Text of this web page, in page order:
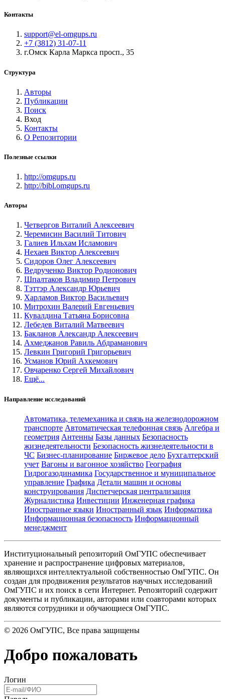
Контакты
support@el-omgups.ru
+7 (3812) 31-07-11
г.Омск Карла Маркса просп., 35
Структура
Авторы
Публикации
Поиск
Вход
Контакты
О Репозитории
Полезные ссылки
http://omgups.ru
http://bibl.omgups.ru
Авторы
Четвергов Виталий Алексеевич
Черемисин Василий Титович
Галиев Ильхам Исламович
Нехаев Виктор Алексеевич
Сидоров Олег Алексеевич
Ведрученко Виктор Родионович
Шпалтаков Владимир Петрович
Тэттэр Александр Юрьевич
Харламов Виктор Васильевич
Митрохин Валерий Евгеньевич
Кувалдина Татьяна Борисовна
Лебедев Виталий Матвеевич
Бакланов Александр Алексеевич
Ахмеджанов Равиль Абдраманович
Левкин Григорий Григорьевич
Усманов Юрий Ахкемович
Овчаренко Сергей Михайлович
Ещё...
Направление исследований
Автоматика, телемеханика и связь на железнодорожном
транспорте Автоматическая телефонная связь Алгебра и
геометрия Антенны Базы данных Безопасность
жизнедеятельности Безопасность жизнедеятельности в
ЧС Бизнес-планирование Биржевое дело Бухгалтерский
учет Вагоны и вагонное хозяйство География
Гидрогазодинамика Государственное и муниципальное
управление Графика Детали машин и основы
конструирования Диспетчерская централизация
Журналистика Инвестиции Инженерная графика
Иностранные языки Иностранный язык Информатика
Информационная безопасность Информационный
менеджмент
Институциональный репозиторий ОмГУПС обеспечивает
хранение и распространение цифровых материалов,
являющихся интеллектуальной собственностью ОмГУПС. Он
создан для продвижения результатов научных исследований
ОмГУПС и их поиск в сети Интернет. Репозиторий содержит
документы и публикации, авторами или соавторами которых
являются сотрудники и обучающиеся ОмГУПС.
© 2026 ОмГУПС, Все права защищены
Добро пожаловать
Логин